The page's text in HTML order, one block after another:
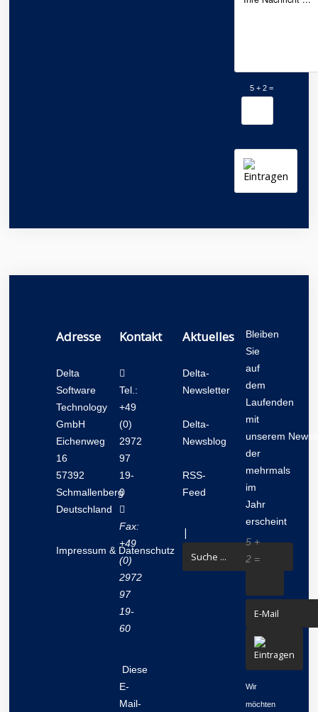
5 + 2 =
Adresse
Delta
Software
Technology
GmbH
Eichenweg
16
57392
Schmallenberg
Deutschland
Impressum & Datenschutz
Kontakt
Tel.:
+49
(0)
2972
97
19-
0
Fax:
+49
(0)
2972
97
19-
60
Diese
E-
Mail-
Aktuelles
Delta-
Newsletter
Delta-
Newsblog
RSS-
Feed
|
Bleiben
Sie
auf
dem
Laufenden
mit
unserem
der
mehrmals
im
Jahr
erscheint
5 +
2 =
Wir
möchten